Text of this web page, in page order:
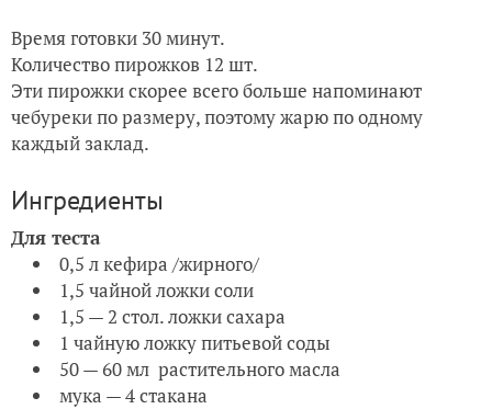
Время готовки 30 минут.
Количество пирожков 12 шт.
Эти пирожки скорее всего больше напоминают
чебуреки по размеру, поэтому жарю по одному
каждый заклад.
Ингредиенты
Для теста
0,5 л кефира /жирного/
1,5 чайной ложки соли
1,5 — 2 стол. ложки сахара
1 чайную ложку питьевой соды
50 — 60 мл растительного масла
мука — 4 стакана